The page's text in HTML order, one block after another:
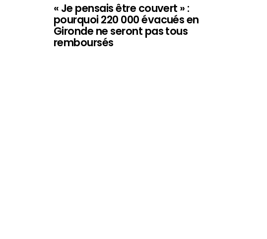
« Je pensais être couvert » :
pourquoi 220 000 évacués en
Gironde ne seront pas tous
remboursés